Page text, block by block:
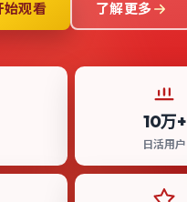
始观看 了解更多
10万+
日活用户